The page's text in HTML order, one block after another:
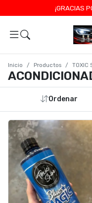
¡GRACIAS
Inicio Productos TOXIC
Ordenar